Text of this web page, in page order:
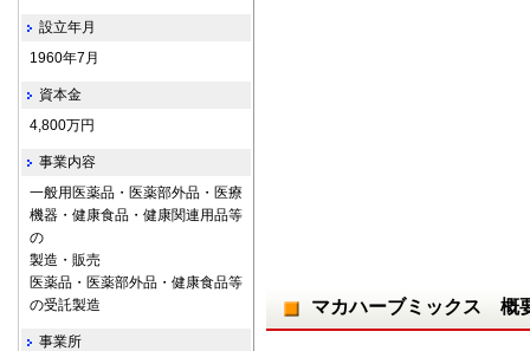
マカハーブミックス 概
設立年月
1960年7月
資本金
4,800万円
事業内容
一般用医薬品・医薬部外品・医療
機器・健康食品・健康関連用品等
の
製造・販売
医薬品・医薬部外品・健康食品等
の受託製造
事業所